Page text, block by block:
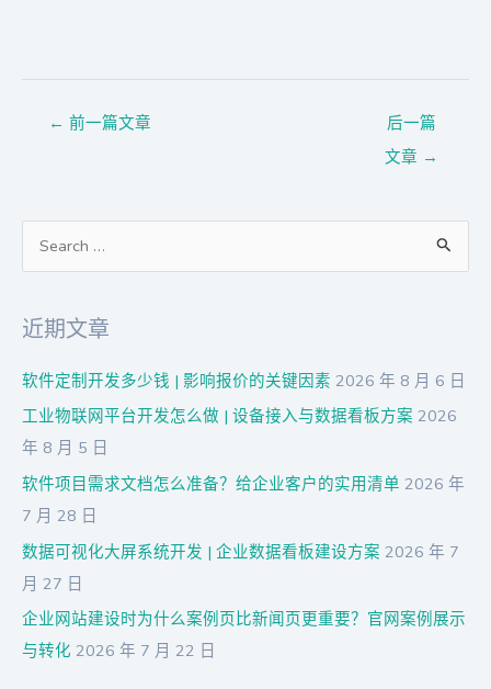
← 前一篇文章
后一篇
文章 →
近期文章
软件定制开发多少钱 | 影响报价的关键因素 2026 年 8 月 6 日
工业物联网平台开发怎么做 | 设备接入与数据看板方案 2026
年 8 月 5 日
软件项目需求文档怎么准备？给企业客户的实用清单 2026 年
7 月 28 日
数据可视化大屏系统开发 | 企业数据看板建设方案 2026 年 7
月 27 日
企业网站建设时为什么案例页比新闻页更重要？官网案例展示
与转化 2026 年 7 月 22 日